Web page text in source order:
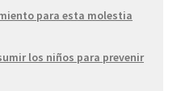
para esta molestia
los niños para prevenir